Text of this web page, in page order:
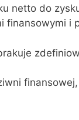
netto do
finansowymi i